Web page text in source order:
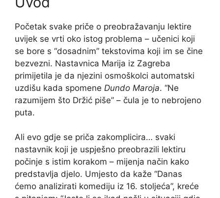
Početak svake priče o preobražavanju lektire
uvijek se vrti oko istog problema – učenici koji
se bore s “dosadnim” tekstovima koji im se čine
bezvezni. Nastavnica Marija iz Zagreba
primijetila je da njezini osmoškolci automatski
uzdišu kada spomene Dundo Maroja. “Ne
razumijem što Držić piše” – čula je to nebrojeno
puta.
Ali evo gdje se priča zakomplicira… svaki
nastavnik koji je uspješno preobrazili lektiru
počinje s istim korakom – mijenja način kako
predstavlja djelo. Umjesto da kaže “Danas
ćemo analizirati komediju iz 16. stoljeća”, kreće